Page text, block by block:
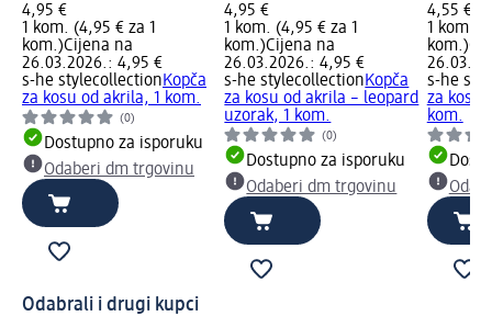
4,95 €
1 kom. (4,95 € za 1
kom.)Cijena na
26.03.2026.: 4,95 €
s-he stylecollectionKopča
za kosu od akrila, 1 kom.
(0)
Dostupno za isporuku
Odaberi dm trgovinu
4,95 €
1 kom. (4,95 € za 1
kom.)Cijena na
26.03.2026.: 4,95 €
s-he stylecollectionKopča
za kosu od akrila – leopard
uzorak, 1 kom.
(0)
Dostupno za isporuku
Odaberi dm trgovinu
4,55 €
1 kom.
kom.)
s-he
za kosu
kom.
Odabrali i drugi kupci